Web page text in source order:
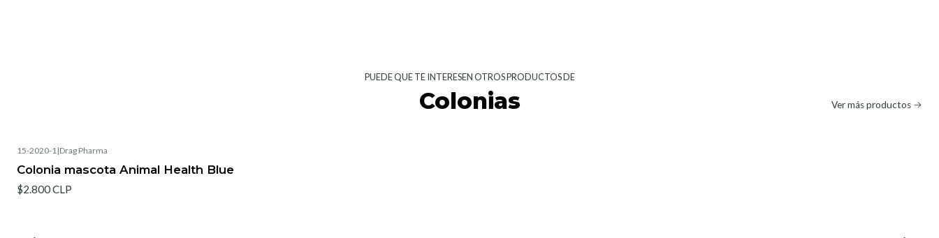
PUEDE QUE TE INTERESEN OTROS PRODUCTOS DE
Colonias Ver más productos
15-2020-1|Drag Pharma
Colonia mascota Animal Health Blue
$2.800 CLP